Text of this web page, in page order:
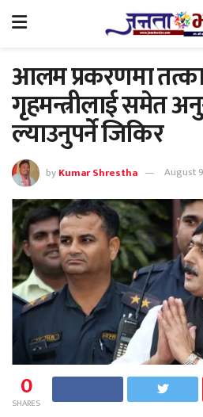
आलम प्रकरणमा
गृहमन्त्रीलाई समेत
ल्याउनुपर्ने जिकिर
byKumar Shrestha August
0
SHARES